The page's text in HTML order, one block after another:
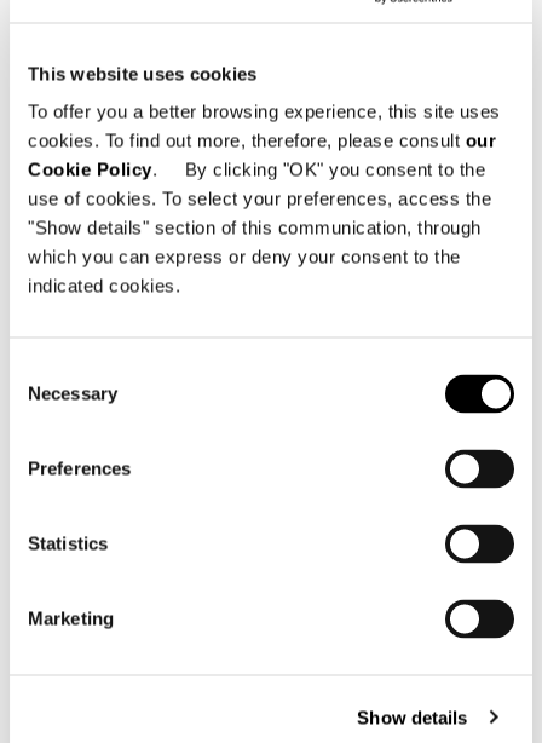
This website uses cookies
To offer you a better browsing experience, this site uses
cookies. To find out more, therefore, please consult our
Cookie Policy. By clicking "OK" you consent to the
use of cookies. To select your preferences, access the
"Show details" section of this communication, through
which you can express or deny your consent to the
indicated cookies.
Selection
Necessary
Preferences
Statistics
Marketing
Show details